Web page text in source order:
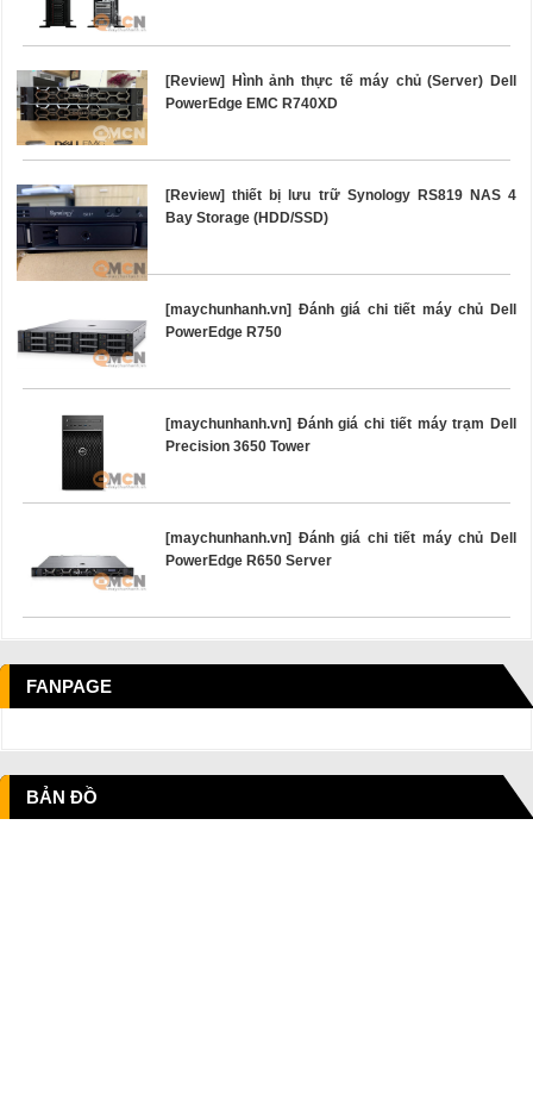
[Review] Hình ảnh thực tế máy chủ (Server) Dell
PowerEdge EMC R740XD
[Review] thiết bị lưu trữ Synology RS819 NAS 4
Bay Storage (HDD/SSD)
[maychunhanh.vn] Đánh giá chi tiết máy chủ Dell
PowerEdge R750
[maychunhanh.vn] Đánh giá chi tiết máy trạm Dell
Precision 3650 Tower
[maychunhanh.vn] Đánh giá chi tiết máy chủ Dell
PowerEdge R650 Server
FANPAGE
BẢN ĐỒ